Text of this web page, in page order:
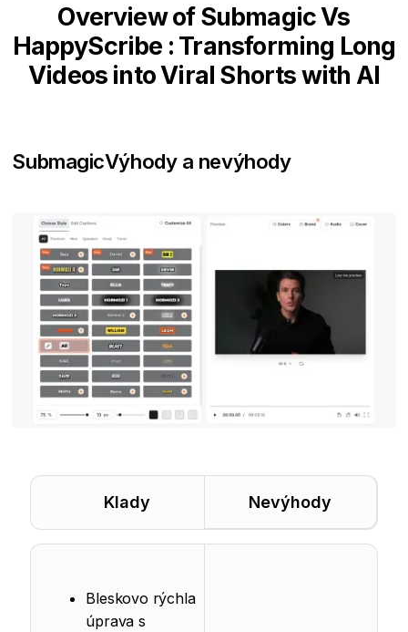
Overview of Submagic Vs
HappyScribe : Transforming Long
Videos into Viral Shorts with AI
SubmagicVýhody a nevýhody
Klady Nevýhody
Bleskovo rýchla
úprava s